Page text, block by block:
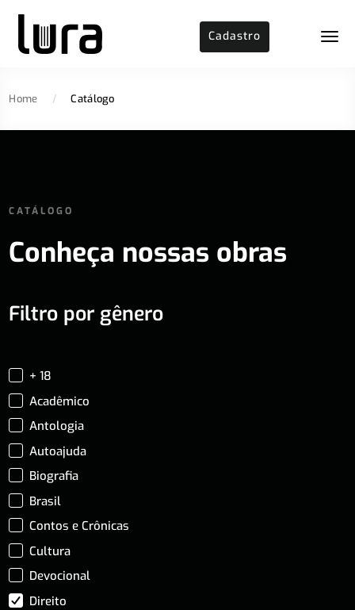
Cadastro
Home / Catálogo
CATÁLOGO
Conheça nossas obras
Filtro por gênero
+ 18
Acadêmico
Antologia
Autoajuda
Biografia
Brasil
Contos e Crônicas
Cultura
Devocional
Direito